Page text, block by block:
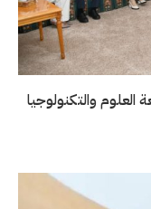
العلوم والتكنولوجيا